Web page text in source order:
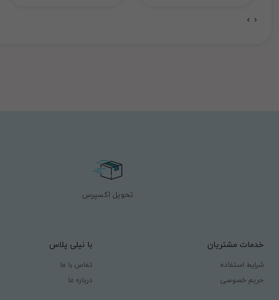
تحویل اکسپرس
خدمات مشتریان
شرایط استفاده
حریم خصوصی
با نیلی پلاس
تماس با ما
درباره ما